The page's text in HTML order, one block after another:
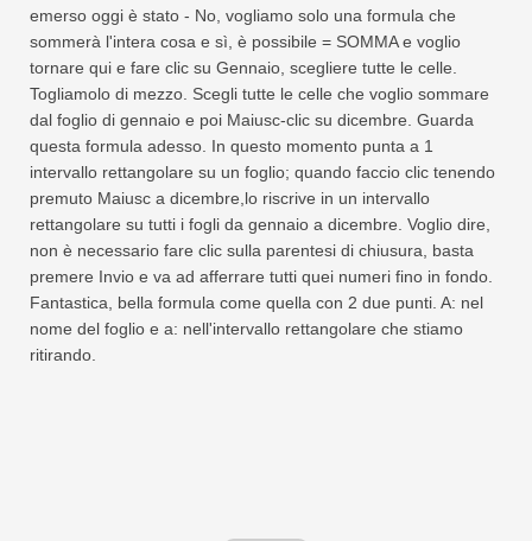
emerso oggi è stato - No, vogliamo solo una formula che
sommerà l'intera cosa e sì, è possibile = SOMMA e voglio
tornare qui e fare clic su Gennaio, scegliere tutte le celle.
Togliamolo di mezzo. Scegli tutte le celle che voglio sommare
dal foglio di gennaio e poi Maiusc-clic su dicembre. Guarda
questa formula adesso. In questo momento punta a 1
intervallo rettangolare su un foglio; quando faccio clic tenendo
premuto Maiusc a dicembre,lo riscrive in un intervallo
rettangolare su tutti i fogli da gennaio a dicembre. Voglio dire,
non è necessario fare clic sulla parentesi di chiusura, basta
premere Invio e va ad afferrare tutti quei numeri fino in fondo.
Fantastica, bella formula come quella con 2 due punti. A: nel
nome del foglio e a: nell'intervallo rettangolare che stiamo
ritirando.